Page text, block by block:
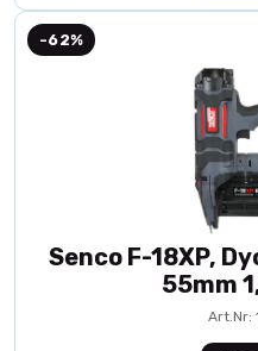
-62%
Senco F-18XP,
55mm
Art.Nr: